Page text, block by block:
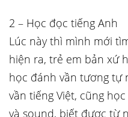
2 – Học đọc tiếng Anh
Lúc này thì mình mới
hiện ra, trẻ em bản xứ
học đánh vần tương tự
vần tiếng Việt, cũng
và sound, biết được từ